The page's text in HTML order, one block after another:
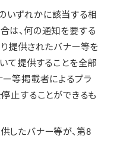
ずれかに該当する相
は、何の通知を要する
提供されたバナー等を
て提供することを全部
ー等掲載者によるプラ
止することができるも
たバナー等が、第8